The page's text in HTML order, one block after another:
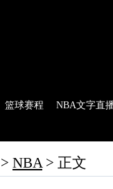
篮球赛程 NBA文字直
> NBA> 正文